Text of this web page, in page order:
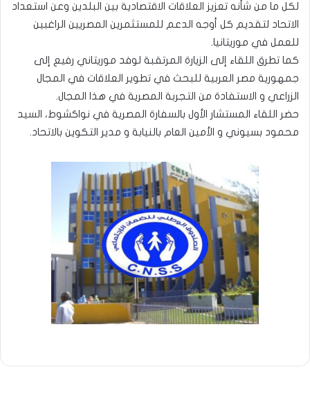
لكل ما من شأنه تعزيز العلاقات الاقتصادية بين البلدين وعن استعداد
الاتحاد لتقديم كل أوجه الدعم للمستثمرين المصريين الراغبين
للعمل في موريتانيا.
كما تطرق اللقاء إلى الزيارة المرتقبة لوفد موريتاني رفيع إلى
جمهورية مصر العربية للبحث في تطوير العلاقات في المجال
الزراعي و الاستفادة من التجربة المصرية في هذا المجال.
حضر اللقاء المستشار الأول بالسفارة المصرية في نواكشوط، السيد
محمود بسيوني و الأمين العام بالنيابة و مدير التكوين بالاتحاد.